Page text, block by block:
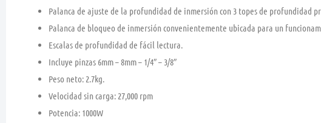
Palanca de ajuste de la profundidad de inmersión con 3 topes de profundidad
Palanca de bloqueo de inmersión convenientemente ubicada para un
Escalas de profundidad de fácil lectura.
Incluye pinzas 6mm – 8mm – 1/4″ – 3/8″
Peso neto: 2.7kg.
Velocidad sin carga: 27,000 rpm
Potencia: 1000W